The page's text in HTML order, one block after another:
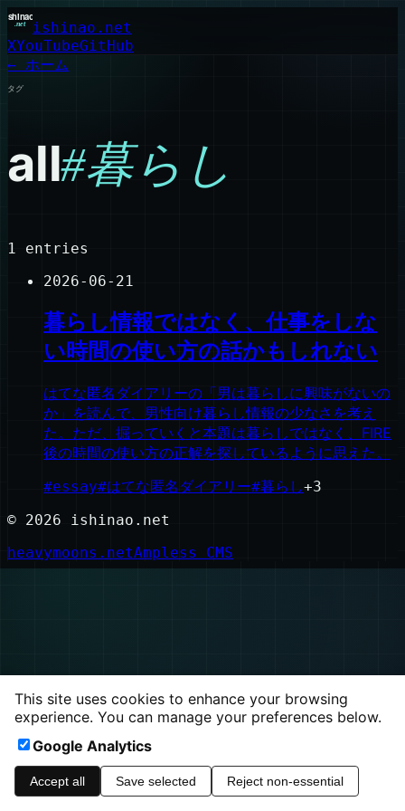
ishinao.net
XYouTubeGitHub
← ホーム
タグ
all#暮らし
1
entries
2026-06-21
暮らし情報ではなく、仕事をしな
い時間の使い方の話かもしれない
はてな匿名ダイアリーの「男は暮らしに興味がないの
か」を読んで、男性向け暮らし情報の少なさを考え
た。ただ、掘っていくと本題は暮らしではなく、FIRE
後の時間の使い方の正解を探しているように思えた。
#essay#はてな匿名ダイアリー#暮らし+3
© 2026
ishinao.net
heavymoons.netAmpless CMS
This site uses cookies to enhance your browsing
experience. You can manage your preferences below.
Google Analytics
Accept all Save selected Reject non-essential